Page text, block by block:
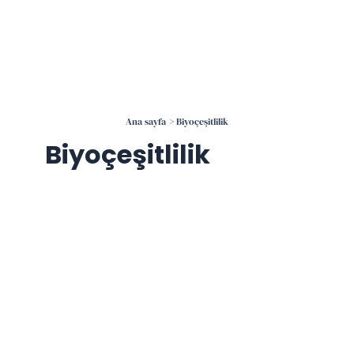
Ana sayfa Biyoçeşitlilik
Biyoçeşitlilik